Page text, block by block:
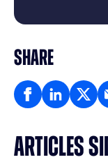
SHARE
ARTICLES